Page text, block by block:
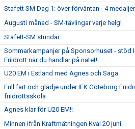
Stafett SM Dag 1: över förväntan - 4
Augusti månad - SM-tävlingar varje helg!
Stafett-SM stundar...
Sommarkampanjer på Sponsorhuset - stöd
Friidrott när du handlar på nätet!
U20 EM i Estland med Agnes och Saga
Full fart och glädje under IFK Göteborg
friidrottsskola
Agnes klar för U20 EM!!
Minnen ifrån Kraftmätningen Kval 20 juni